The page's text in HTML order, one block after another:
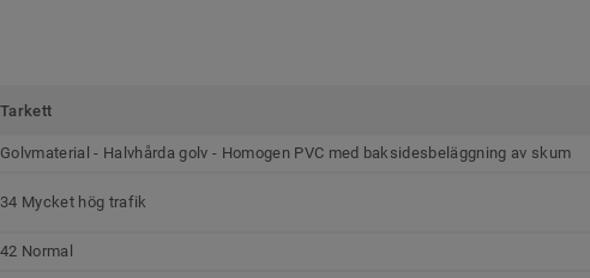
Tarkett
Golvmaterial - Halvhårda golv - Homogen PVC med baksidesbeläggning av skum
34 Mycket hög trafik
42 Normal